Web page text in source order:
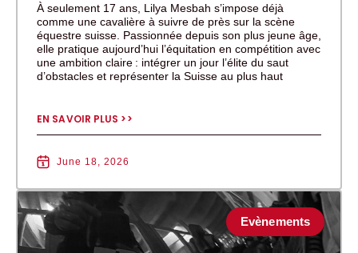
À seulement 17 ans, Lilya Mesbah s’impose déjà
comme une cavalière à suivre de près sur la scène
équestre suisse. Passionnée depuis son plus jeune âge,
elle pratique aujourd’hui l’équitation en compétition avec
une ambition claire : intégrer un jour l’élite du saut
d’obstacles et représenter la Suisse au plus haut
EN SAVOIR PLUS >>
June 18, 2026
Evènements